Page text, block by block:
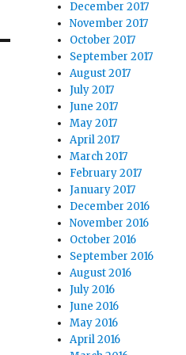
December 2017
November 2017
October 2017
September 2017
August 2017
July 2017
June 2017
May 2017
April 2017
March 2017
February 2017
January 2017
December 2016
November 2016
October 2016
September 2016
August 2016
July 2016
June 2016
May 2016
April 2016